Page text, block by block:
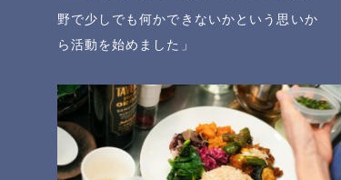
野で少しでも何かできないかという思いか
ら活動を始めました」